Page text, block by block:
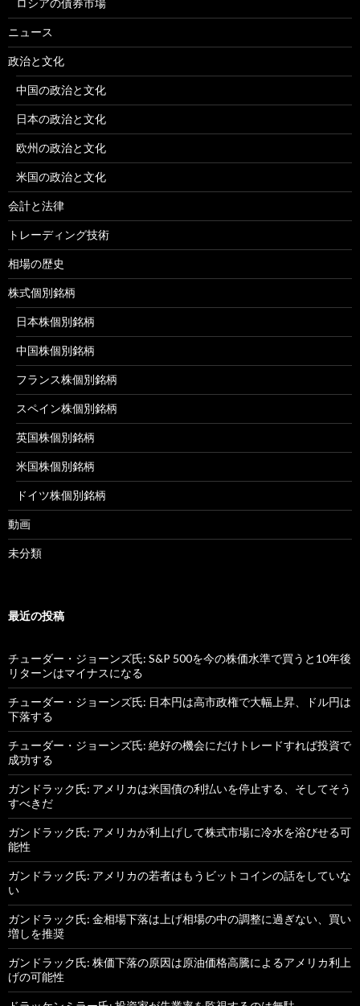
ロシアの債券市場
ニュース
政治と文化
中国の政治と文化
日本の政治と文化
欧州の政治と文化
米国の政治と文化
会計と法律
トレーディング技術
相場の歴史
株式個別銘柄
日本株個別銘柄
中国株個別銘柄
フランス株個別銘柄
スペイン株個別銘柄
英国株個別銘柄
米国株個別銘柄
ドイツ株個別銘柄
動画
未分類
最近の投稿
チューダー・ジョーンズ氏: S&P 500を今の株価水準で買うと10年後
リターンはマイナスになる
チューダー・ジョーンズ氏: 日本円は高市政権で大幅上昇、ドル円は
下落する
チューダー・ジョーンズ氏: 絶好の機会にだけトレードすれば投資で
成功する
ガンドラック氏: アメリカは米国債の利払いを停止する、そしてそう
すべきだ
ガンドラック氏: アメリカが利上げして株式市場に冷水を浴びせる可
能性
ガンドラック氏: アメリカの若者はもうビットコインの話をしていな
い
ガンドラック氏: 金相場下落は上げ相場の中の調整に過ぎない、買い
増しを推奨
ガンドラック氏: 株価下落の原因は原油価格高騰によるアメリカ利上
げの可能性